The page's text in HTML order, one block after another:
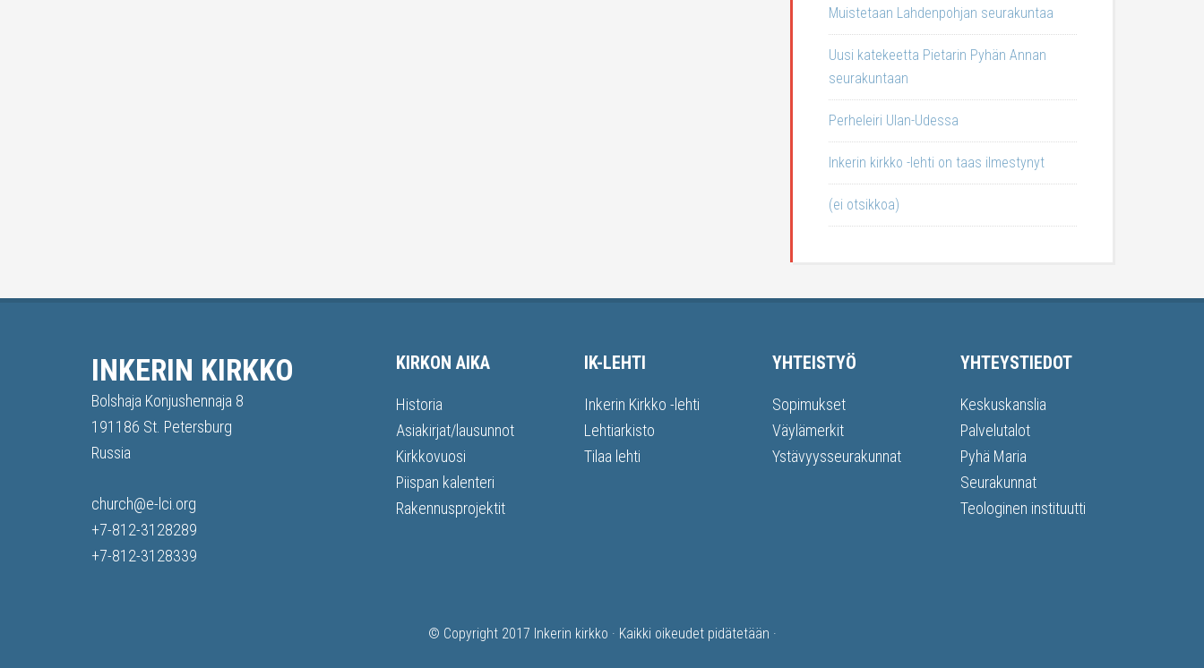
Muistetaan Lahdenpohjan seurakuntaa
Uusi katekeetta Pietarin Pyhän Annan
seurakuntaan
Perheleiri Ulan-Udessa
Inkerin kirkko -lehti on taas ilmestynyt
(ei otsikkoa)
INKERIN KIRKKO
Bolshaja Konjushennaja 8
191186 St. Petersburg
Russia
church@e-lci.org
+7-812-3128289
+7-812-3128339
KIRKON AIKA
Historia
Asiakirjat/lausunnot
Kirkkovuosi
Piispan kalenteri
Rakennusprojektit
IK-LEHTI
Inkerin Kirkko -lehti
Lehtiarkisto
Tilaa lehti
YHTEISTYÖ
Sopimukset
Väylämerkit
Ystävyysseurakunnat
YHTEYSTIEDOT
Keskuskanslia
Palvelutalot
Pyhä Maria
Seurakunnat
Teologinen instituutti
© Copyright 2017 Inkerin kirkko · Kaikki oikeudet pidätetään ·